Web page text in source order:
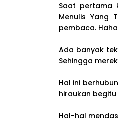
Saat pertama
Menulis Yang
pembaca.
Ada banyak
Sehingga
Hal ini
hiraukan
Hal-hal